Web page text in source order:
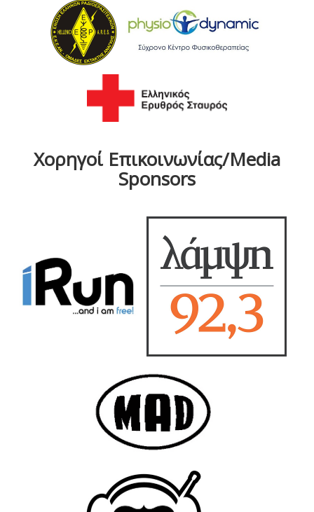
Χορηγοί Επικοινωνίας/Media
Sponsors